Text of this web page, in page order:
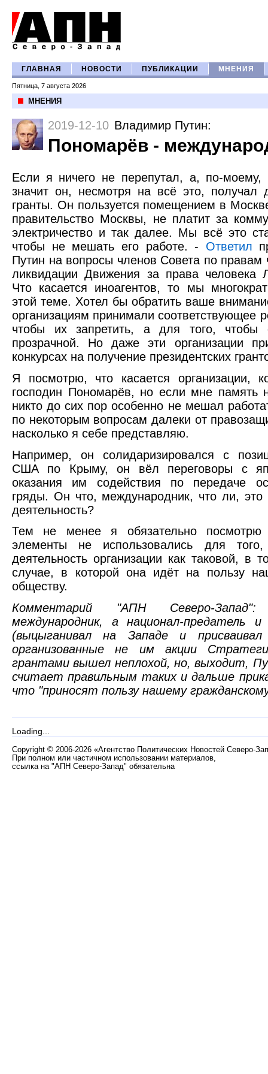
ГЛАВНАЯ НОВОСТИ ПУБЛИКАЦИИ МНЕНИЯ
Пятница, 7 августа 2026
МНЕНИЯ
2019-12-10 Владимир Путин:
Пономарёв -
Если я ничего не перепутал, а, по-моему,
значит он, несмотря на всё это, получал
гранты. Он пользуется помещением в
правительство Москвы, не платит за
электричество и так далее. Мы всё это
чтобы не мешать его работе. - Ответил
Путин на вопросы членов Совета по правам
ликвидации Движения за права человека
Что касается иноагентов, то мы
этой теме. Хотел бы обратить ваше
организациям принимали соответствующее
чтобы их запретить, а для того, чтобы
прозрачной. Но даже эти организации
конкурсах на получение президентских
Я посмотрю, что касается организации,
господин Пономарёв, но если мне память
никто до сих пор особенно не мешал
по некоторым вопросам далеки от
насколько я себе представляю.
Например, он солидаризировался с
США по Крыму, он вёл переговоры с
оказания им содействия по передаче
гряды. Он что, международник, что ли, это
деятельность?
Тем не менее я обязательно
элементы не использовались для того,
деятельность организации как таковой, в
случае, в которой она идёт на пользу
обществу.
Комментарий "АПН Северо-
международник, а национал-предатель
(выцыганивал на Западе и
организованные не им акции
грантами вышел неплохой, но, выходит,
считает правильным таких и дальше
что "приносят пользу нашему
Loading...
Copyright © 2006-2026 «Агентство Политических Новостей Северо-
При полном или частичном использовании материалов,
ссылка на "АПН Северо-Запад" обязательна